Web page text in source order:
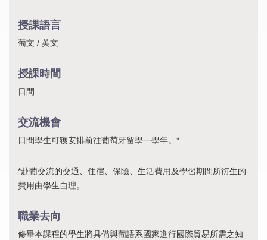
授課語言
葡文 / 英文
授課時間
日間
交流機會
日間學生可獲安排前往葡萄牙留學一學年。*
*赴葡交流的交通、住宿、保險、生活費用及學習期間所衍生的
費用由學生自理。
職業去向
修畢本課程的學生將具備與葡語系國家進行國際貿易所需之知